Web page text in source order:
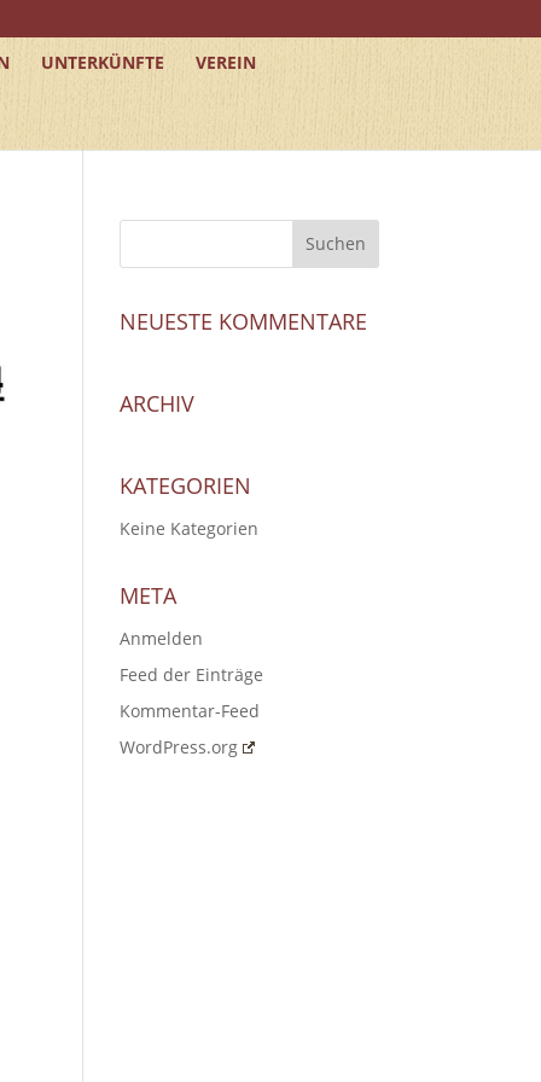
UNTERKÜNFTE VEREIN
NEUESTE KOMMENTARE
ARCHIV
KATEGORIEN
Keine Kategorien
META
Anmelden
Feed der Einträge
Kommentar-Feed
WordPress.org